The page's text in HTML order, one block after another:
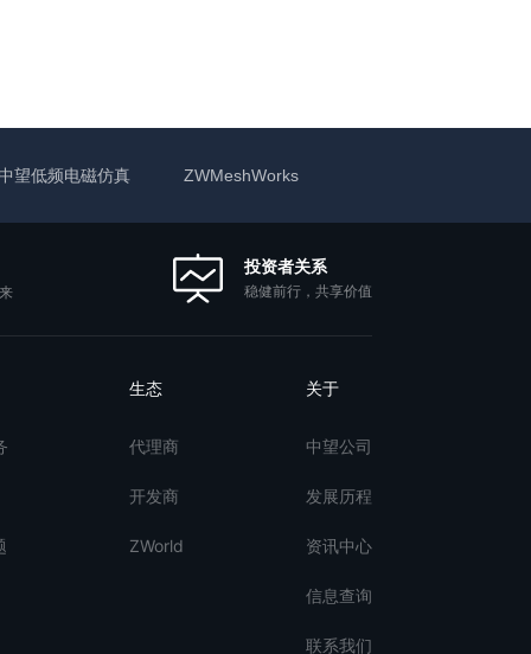
望低频电磁仿真 ZWMeshWorks
投资者关系
稳健前行，共享价值
生态
代理商
开发商
ZWorld
关于
中望公司
发展历程
资讯中心
信息查询
联系我们